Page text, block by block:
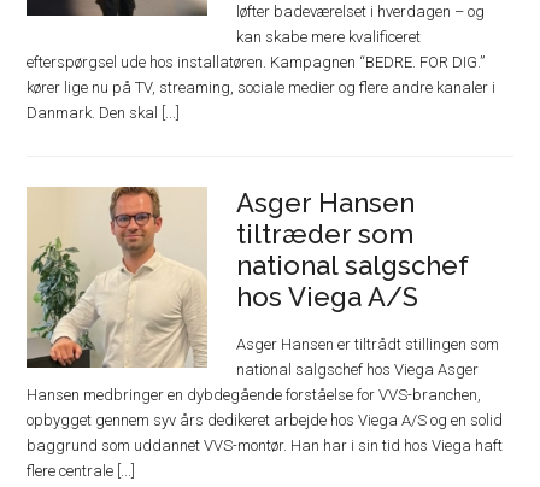
løfter badeværelset i hverdagen – og
kan skabe mere kvalificeret
efterspørgsel ude hos installatøren. Kampagnen “BEDRE. FOR DIG.”
kører lige nu på TV, streaming, sociale medier og flere andre kanaler i
Danmark. Den skal [...]
Asger Hansen
tiltræder som
national salgschef
hos Viega A/S
Asger Hansen er tiltrådt stillingen som
national salgschef hos Viega Asger
Hansen medbringer en dybdegående forståelse for VVS-branchen,
opbygget gennem syv års dedikeret arbejde hos Viega A/S og en solid
baggrund som uddannet VVS-montør. Han har i sin tid hos Viega haft
flere centrale [...]